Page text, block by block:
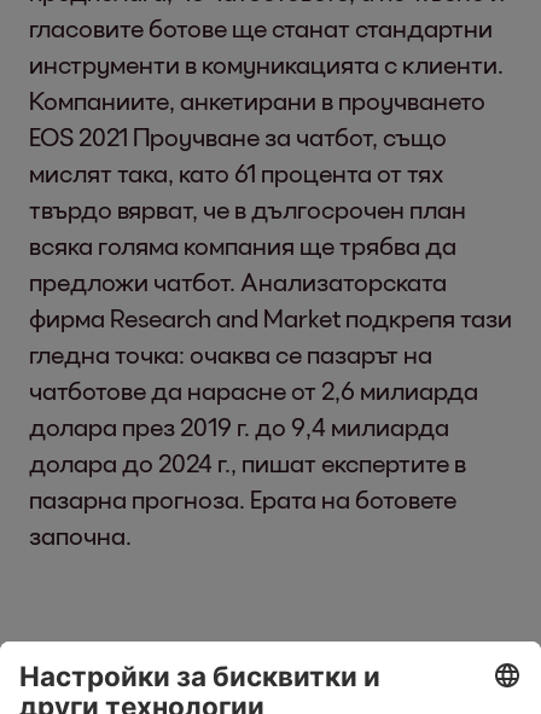
гласовите ботове ще станат стандартни
инструменти в комуникацията с клиенти.
Компаниите, анкетирани в проучването
EOS 2021 Проучване за чатбот, също
мислят така, като 61 процента от тях
твърдо вярват, че в дългосрочен план
всяка голяма компания ще трябва да
предложи чатбот. Анализаторската
фирма Research and Market подкрепя тази
гледна точка: очаква се пазарът на
чатботове да нарасне от 2,6 милиарда
долара през 2019 г. до 9,4 милиарда
долара до 2024 г., пишат експертите в
пазарна прогноза. Ерата на ботовете
започна.